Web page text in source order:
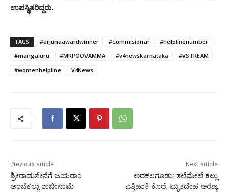
ಉಪಸ್ಥಿತರಿದ್ದರು.
TAGS #arjunaawardwinner #commisionar
#helplinenumber
#mangaluru
#MRPOOVAMMA #v4newskarnataka
#VSTREAM
#womenhelpline
V4News
Previous article
ಶ್ರೀರಾಮಸೇನೆಗೆ ಜಯರಾಂ
ಅಂಬೆಕಲ್ಲು ರಾಜೀನಾಮೆ
Next article
ಅರಕಲಗೂಡು: ತಲೆಮೇಲೆ ಕಲ್ಲು
ಎತ್ತಿಹಾಕಿ ಕೊಲೆ, ಮೃತದೇಹ ಅರಣ್ಯ